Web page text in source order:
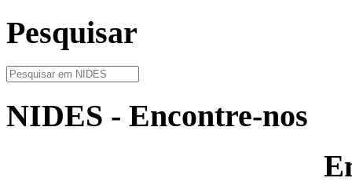
Pesquisar
NIDES - Encontre-nos